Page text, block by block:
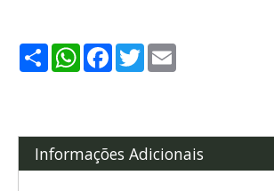
ShareWhatsApp
Facebook
Twitter
Informações Adicionais